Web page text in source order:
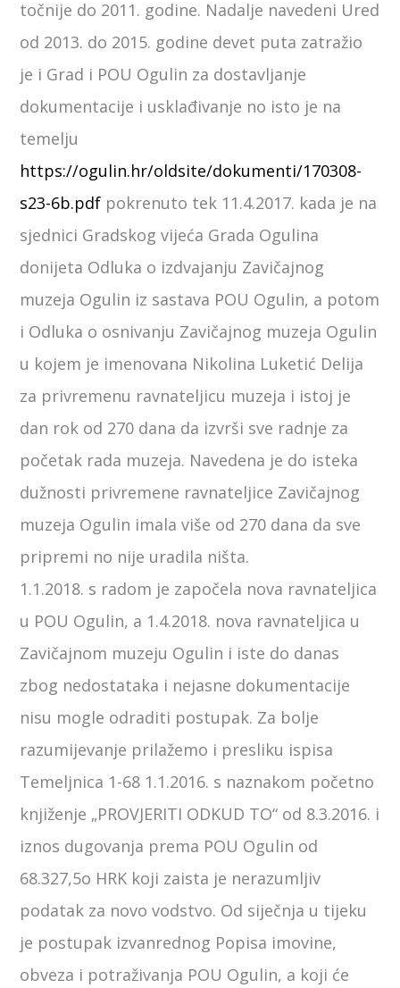
točnije do 2011. godine. Nadalje navedeni Ured
od 2013. do 2015. godine devet puta zatražio
je i Grad i POU Ogulin za dostavljanje
dokumentacije i usklađivanje no isto je na
temelju
https://ogulin.hr/oldsite/dokumenti/170308-
s23-6b.pdf pokrenuto tek 11.4.2017. kada je na
sjednici Gradskog vijeća Grada Ogulina
donijeta Odluka o izdvajanju Zavičajnog
muzeja Ogulin iz sastava POU Ogulin, a potom
i Odluka o osnivanju Zavičajnog muzeja Ogulin
u kojem je imenovana Nikolina Luketić Delija
za privremenu ravnateljicu muzeja i istoj je
dan rok od 270 dana da izvrši sve radnje za
početak rada muzeja. Navedena je do isteka
dužnosti privremene ravnateljice Zavičajnog
muzeja Ogulin imala više od 270 dana da sve
pripremi no nije uradila ništa.
1.1.2018. s radom je započela nova ravnateljica
u POU Ogulin, a 1.4.2018. nova ravnateljica u
Zavičajnom muzeju Ogulin i iste do danas
zbog nedostataka i nejasne dokumentacije
nisu mogle odraditi postupak. Za bolje
razumijevanje prilažemo i presliku ispisa
Temeljnica 1-68 1.1.2016. s naznakom početno
knjiženje „PROVJERITI ODKUD TO“ od 8.3.2016. i
iznos dugovanja prema POU Ogulin od
68.327,5o HRK koji zaista je nerazumljiv
podatak za novo vodstvo. Od siječnja u tijeku
je postupak izvanrednog Popisa imovine,
obveza i potraživanja POU Ogulin, a koji će